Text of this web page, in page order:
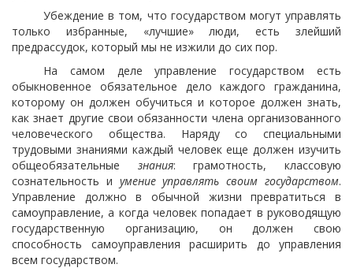
Убеждение в том, что государством могут управлять
только избранные, «лучшие» люди, есть злейший
предрассудок, который мы не изжили до сих пор.
На самом деле управление государством есть
обыкновенное обязательное дело каждого гражданина,
которому он должен обучиться и которое должен знать,
как знает другие свои обязанности члена организованного
человеческого общества. Наряду со специальными
трудовыми знаниями каждый человек еще должен изучить
общеобязательные знания: грамотность, классовую
сознательность и умение управлять своим государством.
Управление должно в обычной жизни превратиться в
самоуправление, а когда человек попадает в руководящую
государственную организацию, он должен свою
способность самоуправления расширить до управления
всем государством.